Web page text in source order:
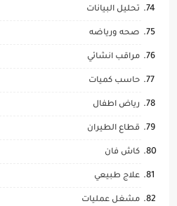
تحليل البيانات
صحه ورياضه
مراقب انشائي
حاسب كميات
رياض اطفال
قطاع الطيران
كاش فان
علاج طبيعي
مشغل عمليات